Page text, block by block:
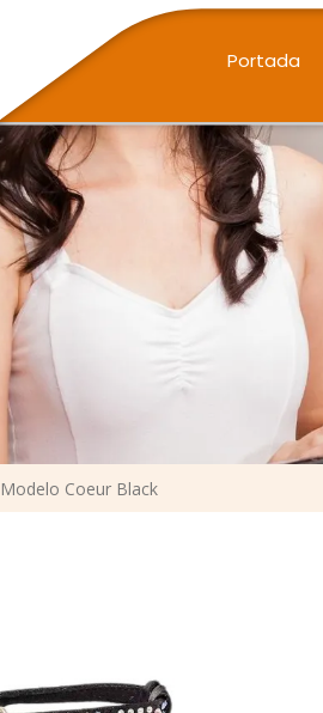
Portada
Modelo Coeur Black